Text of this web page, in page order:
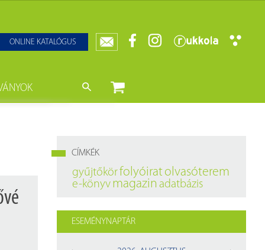
ONLINE KATALÓGUS
CÍMKÉK
gyűjtőkörfolyóiratolvasóterem
e-könyv magazin adatbázis
ESEMÉNYNAPTÁR